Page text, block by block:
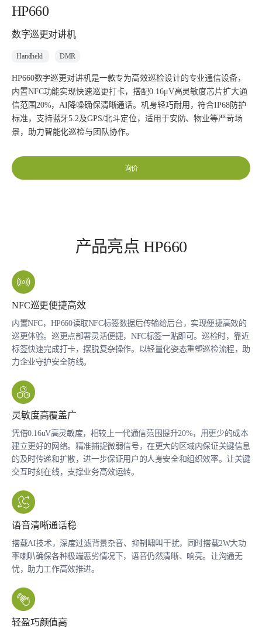
HP660
数字巡更对讲机
Handheld DMR
HP660数字巡更对讲机是一款专为高效巡检设计的专业通信设备，
内置NFC功能实现快速巡更打卡，搭配0.16μV高灵敏度芯片扩大通
信范围20%，AI降噪确保清晰通话。机身轻巧耐用，符合IP68防护
标准，支持蓝牙5.2及GPS/北斗定位，适用于安防、物业等严苛场
景，助力智能化巡检与团队协作。
询价
产品亮点 HP660
NFC巡更便捷高效
内置NFC，HP660读取NFC标签数据后传输给后台，实现便捷高效的
巡更体验。巡更点部署灵活便捷，NFC标签⼀贴即可。巡检时，靠近
标签快速完成打卡，摆脱复杂操作。以轻量化姿态重塑巡检流程，助
力企业守护安全防线。
灵敏度高覆盖广
凭借0.16uV高灵敏度，相较上⼀代通信范围提升20%，用更少的成本
建立更好的网络。精准捕捉微弱信号，在更大的区域内保证关键信息
的及时传递和扩散，进⼀步保证用户的人身安全和组织效率。让关键
交互时刻在线，支撑业务高效运转。
语⾳清晰通话稳
搭载AI技术，深度过滤背景杂音、抑制啸叫干扰，同时搭载2W大功
率喇叭确保各种极端恶劣情况下，语音仍然清晰、响亮。让沟通⽆
忧，助力工作高效推进。
轻盈巧颜值高